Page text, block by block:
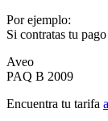
Por ejemplo:
Si contratas tu
Aveo
PAQ B 2009
Encuentra tu tarifa